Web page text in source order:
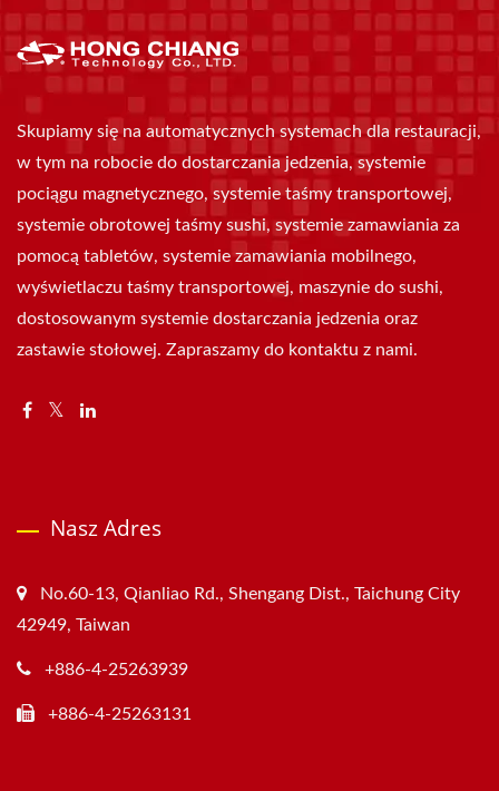
Skupiamy się na automatycznych systemach dla restauracji,
w tym na robocie do dostarczania jedzenia, systemie
pociągu magnetycznego, systemie taśmy transportowej,
systemie obrotowej taśmy sushi, systemie zamawiania za
pomocą tabletów, systemie zamawiania mobilnego,
wyświetlaczu taśmy transportowej, maszynie do sushi,
dostosowanym systemie dostarczania jedzenia oraz
zastawie stołowej. Zapraszamy do kontaktu z nami.
Nasz Adres
No.60-13, Qianliao Rd., Shengang Dist., Taichung City
42949, Taiwan
+886-4-25263939
+886-4-25263131